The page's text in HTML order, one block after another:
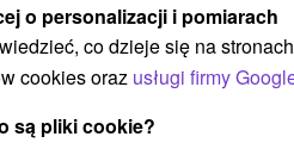
o personalizacji i pomiarach
co dzieje się na
cookies oraz usługi firmy
są pliki cookie?